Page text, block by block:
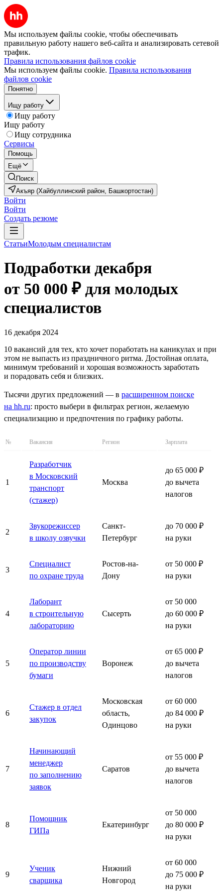
Мы используем файлы cookie, чтобы обеспечивать
правильную работу нашего веб-сайта и анализировать сетевой
трафик.
Правила использования файлов cookie
Мы используем файлы cookie. Правила использования
файлов cookie
Понятно
Ищу работу
Ищу работу
Ищу работу
Ищу сотрудника
Сервисы
Помощь
Ещё
Поиск
Акъяр (Хайбуллинский район, Башкортостан)
Войти
Войти
Создать резюме
СтатьиМолодым специалистам
Подработки декабря
от 50 000 ₽ для молодых
специалистов
16 декабря 2024
10 вакансий для тех, кто хочет поработать на каникулах и при
этом не выпасть из праздничного ритма. Достойная оплата,
минимум требований и хорошая возможность заработать
и порадовать себя и близких.
Тысячи других предложений — в расширенном поиске
на hh.ru: просто выбери в фильтрах регион, желаемую
специализацию и предпочтения по графику работы.
№ Вакансия Регион Зарплата
1
Разработчик
в Московский
транспорт
(стажер)
Москва
до 65 000 ₽
до вычета
налогов
2
Звукорежиссер
в школу озвучки
Санкт-
Петербург
до 70 000 ₽
на руки
3
Специалист
по охране труда
Ростов-на-
Дону
от 50 000 ₽
на руки
4
Лаборант
в строительную
лабораторию
Сысерть
от 50 000
до 60 000 ₽
на руки
5
Оператор линии
по производству
бумаги
Воронеж
от 65 000 ₽
до вычета
налогов
6
Стажер в отдел
закупок
Московская
область,
Одинцово
от 60 000
до 84 000 ₽
на руки
7
Начинающий
менеджер
по заполнению
заявок
Саратов
от 55 000 ₽
до вычета
налогов
8
Помощник
ГИПа
Екатеринбург
от 50 000
до 80 000 ₽
на руки
9
Ученик
сварщика
Нижний
Новгород
от 60 000
до 75 000 ₽
на руки